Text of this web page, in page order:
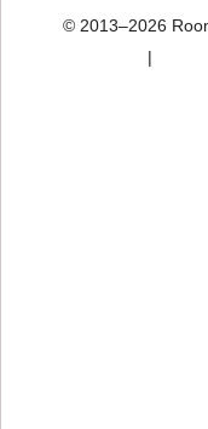
© 2013–2026
|